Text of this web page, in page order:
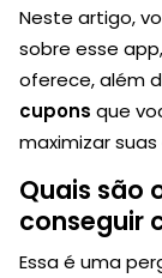
Neste artigo,
sobre esse
oferece, além
cupons que
maximizar
Quais são
conseguir
Essa é uma